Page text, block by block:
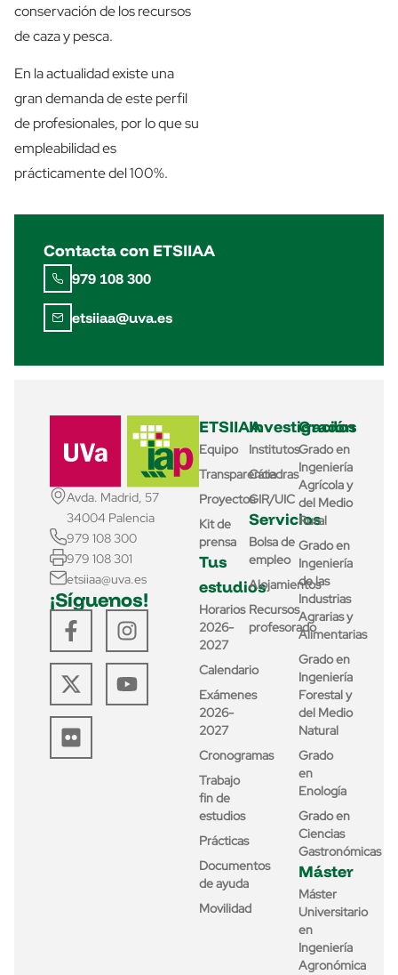
conservación de los recursos
de caza y pesca.
En la actualidad existe una
gran demanda de este perfil
de profesionales, por lo que su
empleabilidad es
prácticamente del 100%.
Contacta con ETSIIAA
979 108 300
etsiiaa@uva.es
Avda. Madrid, 57
34004 Palencia
979 108 300
979 108 301
etsiiaa@uva.es
¡Síguenos!
ETSIIAA
Equipo
Transparencia
Proyectos
Kit de
prensa
Tus
estudios
Horarios
2026-
2027
Calendario
Exámenes
2026-
2027
Cronogramas
Trabajo
fin de
estudios
Prácticas
Documentos
de ayuda
Movilidad
Investigación
Institutos
Cátedras
GIR/UIC
Servicios
Bolsa de
empleo
Alojamientos
Recursos
profesorado
Grados
Grado en
Ingeniería
Agrícola y
del Medio
Rural
Grado en
Ingeniería
de las
Industrias
Agrarias y
Alimentarias
Grado en
Ingeniería
Forestal y
del Medio
Natural
Grado
en
Enología
Grado en
Ciencias
Gastronómicas
Máster
Máster
Universitario
en
Ingeniería
Agronómica